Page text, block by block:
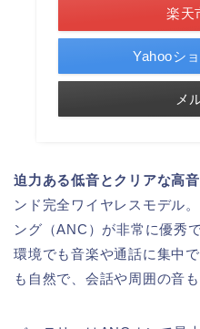
楽天
Yahooシ
メ
迫力ある低音とクリアな高
ンド完全ワイヤレスモデル
ング（ANC）が非常に優秀
環境でも音楽や通話に集中
も自然で、会話や周囲の音